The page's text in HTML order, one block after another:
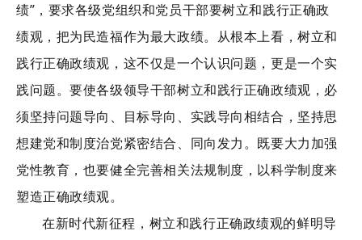
绩”，要求各级党组织和党员干部要树立和践行正确政
绩观，把为民造福作为最大政绩。从根本上看，树立和
践行正确政绩观，这不仅是一个认识问题，更是一个实
践问题。要使各级领导干部树立和践行正确政绩观，必
须坚持问题导向、目标导向、实践导向相结合，坚持思
想建党和制度治党紧密结合、同向发力。既要大力加强
党性教育，也要健全完善相关法规制度，以科学制度来
塑造正确政绩观。
在新时代新征程，树立和践行正确政绩观的鲜明导